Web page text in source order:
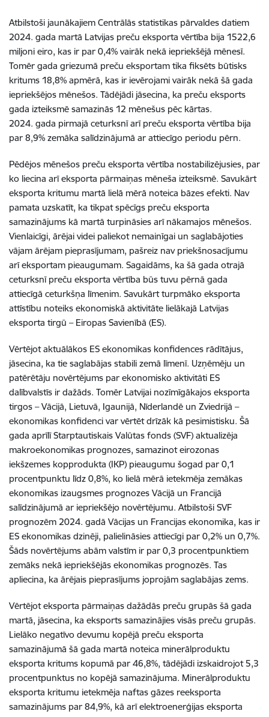
Atbilstoši jaunākajiem Centrālās statistikas pārvaldes datiem
2024. gada martā Latvijas preču eksporta vērtība bija 1522,6
miljoni eiro, kas ir par 0,4% vairāk nekā iepriekšējā mēnesī.
Tomēr gada griezumā preču eksportam tika fiksēts būtisks
kritums 18,8% apmērā, kas ir ievērojami vairāk nekā šā gada
iepriekšējos mēnešos. Tādējādi jāsecina, ka preču eksports
gada izteiksmē samazinās 12 mēnešus pēc kārtas.
2024. gada pirmajā ceturksnī arī preču eksporta vērtība bija
par 8,9% zemāka salīdzinājumā ar attiecīgo periodu pērn.
Pēdējos mēnešos preču eksporta vērtība nostabilizējusies, par
ko liecina arī eksporta pārmaiņas mēneša izteiksmē. Savukārt
eksporta kritumu martā lielā mērā noteica bāzes efekti. Nav
pamata uzskatīt, ka tikpat spēcīgs preču eksporta
samazinājums kā martā turpināsies arī nākamajos mēnešos.
Vienlaicīgi, ārējai videi paliekot nemainīgai un saglabājoties
vājam ārējam pieprasījumam, pašreiz nav priekšnosacījumu
arī eksportam pieaugumam. Sagaidāms, ka šā gada otrajā
ceturksnī preču eksporta vērtība būs tuvu pērnā gada
attiecīgā ceturkšņa līmenim. Savukārt turpmāko eksporta
attīstību noteiks ekonomiskā aktivitāte lielākajā Latvijas
eksporta tirgū – Eiropas Savienībā (ES).
Vērtējot aktuālākos ES ekonomikas konfidences rādītājus,
jāsecina, ka tie saglabājas stabili zemā līmenī. Uzņēmēju un
patērētāju novērtējums par ekonomisko aktivitāti ES
dalībvalstīs ir dažāds. Tomēr Latvijai nozīmīgākajos eksporta
tirgos – Vācijā, Lietuvā, Igaunijā, Nīderlandē un Zviedrijā –
ekonomikas konfidenci var vērtēt drīzāk kā pesimistisku. Šā
gada aprīlī Starptautiskais Valūtas fonds (SVF) aktualizēja
makroekonomikas prognozes, samazinot eirozonas
iekšzemes kopprodukta (IKP) pieaugumu šogad par 0,1
procentpunktu līdz 0,8%, ko lielā mērā ietekmēja zemākas
ekonomikas izaugsmes prognozes Vācijā un Francijā
salīdzinājumā ar iepriekšējo novērtējumu. Atbilstoši SVF
prognozēm 2024. gadā Vācijas un Francijas ekonomika, kas ir
ES ekonomikas dzinēji, palielināsies attiecīgi par 0,2% un 0,7%.
Šāds novērtējums abām valstīm ir par 0,3 procentpunktiem
zemāks nekā iepriekšējās ekonomikas prognozēs. Tas
apliecina, ka ārējais pieprasījums joprojām saglabājas zems.
Vērtējot eksporta pārmaiņas dažādās preču grupās šā gada
martā, jāsecina, ka eksports samazinājies visās preču grupās.
Lielāko negatīvo devumu kopējā preču eksporta
samazinājumā šā gada martā noteica minerālproduktu
eksporta kritums kopumā par 46,8%, tādējādi izskaidrojot 5,3
procentpunktus no kopējā samazinājuma. Minerālproduktu
eksporta kritumu ietekmēja naftas gāzes reeksporta
samazinājums par 84,9%, kā arī elektroenerģijas eksporta